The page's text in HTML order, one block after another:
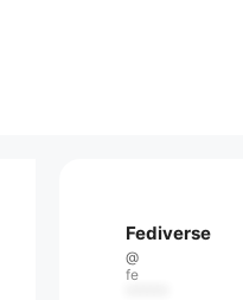
Fediverse
@
fe